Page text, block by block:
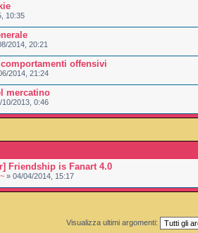
10:35
2014, 20:21
offensivi
2014, 21:24
mercatino
10/2013, 0:46
Friendship is Fanart 4.0
» 04/04/2014, 15:17
Visualizza ultimi argomenti: